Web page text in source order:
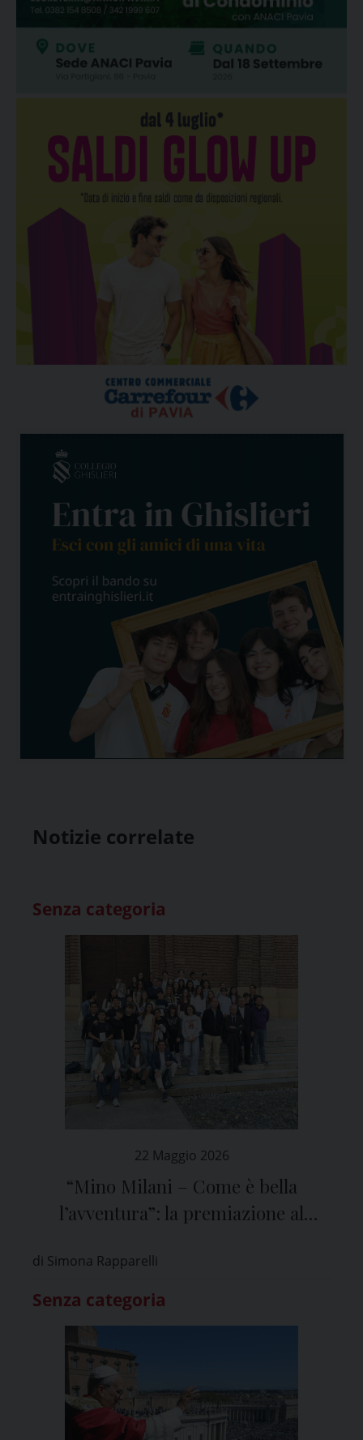
Notizie correlate
Senza categoria
22 Maggio 2026
“Mino Milani – Come è bella
l’avventura”: la premiazione al
di Simona Rapparelli
Senza categoria